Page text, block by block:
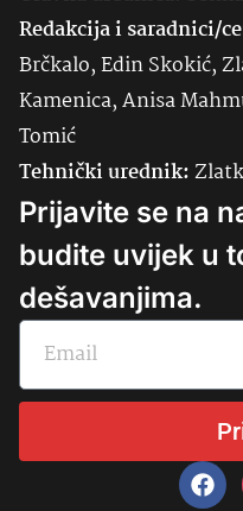
Redakcija i saradnici/
Brčkalo, Edin Skokić,
Kamenica, Anisa
Tomić
Tehnički urednik:
Prijavite se na
budite uvijek u
dešavanjima.